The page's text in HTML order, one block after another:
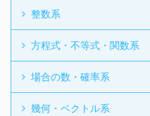
整数系
方程式・不等式・関数系
場合の数・確率系
幾何・ベクトル系